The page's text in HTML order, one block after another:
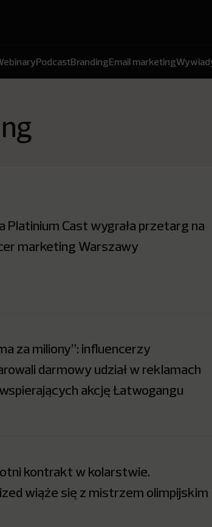
PodcastBrandingEmail marketing
Platinium Cast wygrała przetarg na
marketing Warszawy
za miliony”: influencerzy
darmowy udział w reklamach
akcję Łatwogangu
kontrakt w kolarstwie.
wiąże się z mistrzem olimpijskim